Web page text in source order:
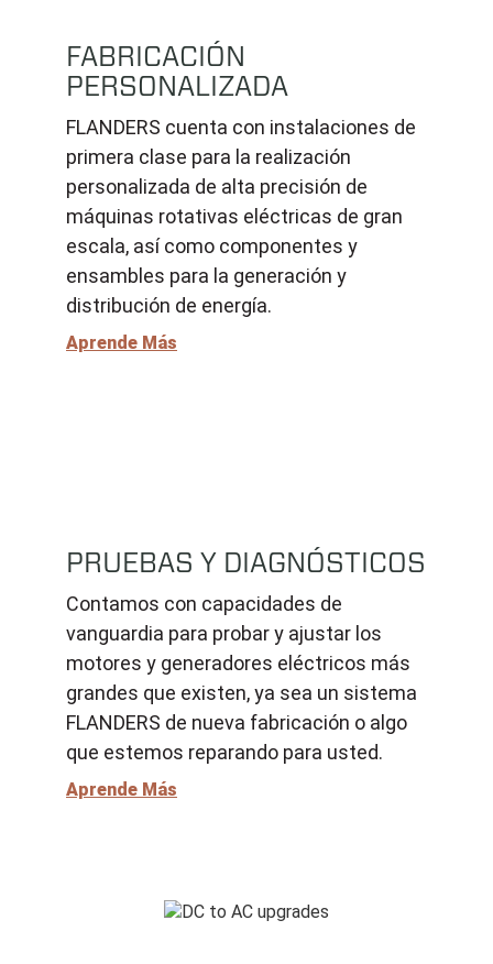
FABRICACIÓN
PERSONALIZADA
FLANDERS cuenta con instalaciones de
primera clase para la realización
personalizada de alta precisión de
máquinas rotativas eléctricas de gran
escala, así como componentes y
ensambles para la generación y
distribución de energía.
Aprende Más
PRUEBAS Y DIAGNÓSTICOS
Contamos con capacidades de
vanguardia para probar y ajustar los
motores y generadores eléctricos más
grandes que existen, ya sea un sistema
FLANDERS de nueva fabricación o algo
que estemos reparando para usted.
Aprende Más